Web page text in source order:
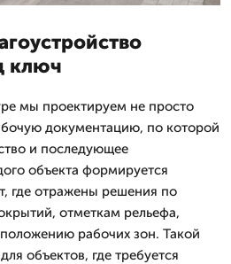
ключ
мы проектируем не просто
документацию, по которой
и последующее
объекта формируется
где отражены решения по
отметкам рельефа,
рабочих зон. Такой
объектов, где требуется